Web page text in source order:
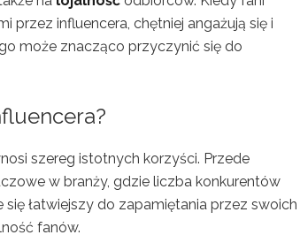
influencera, chętniej angażują się i
może znacząco przyczynić się do
szereg istotnych korzyści. Przede
w branży, gdzie liczba konkurentów
łatwiejszy do zapamiętania przez swoich
fanów.